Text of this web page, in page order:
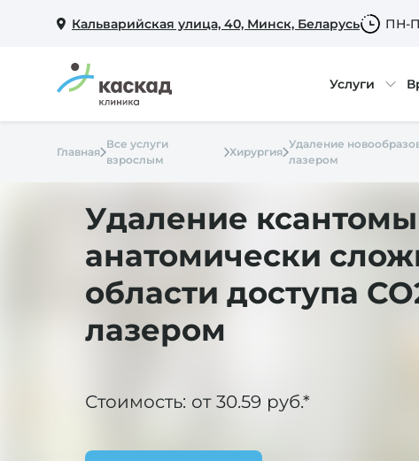
Кальварийская улица, 40, Минск, Беларусь ПН-
Услуги
Главная
Все услуги
взрослым
Хирургия
Удаление
лазером
Удаление
анатомически
области доступа
лазером
Стоимость: от 30.59 руб.*